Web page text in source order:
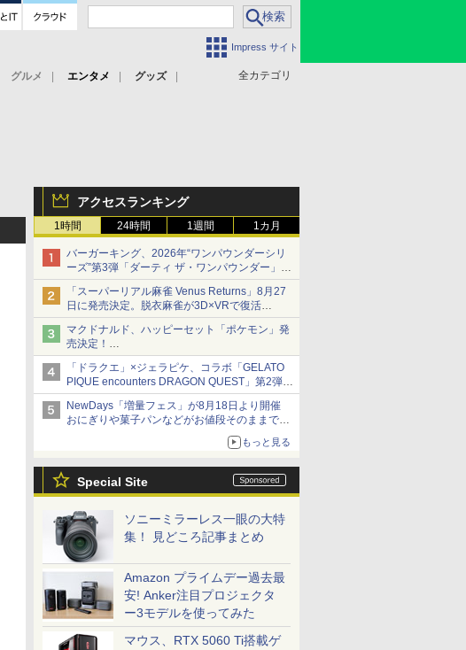
Impress サイト
全カテゴリ
グルメ エンタメ
グッズ
アクセスランキング
1時間 24時間 1週間 1カ月
バーガーキング、2026年“ワンパウンダーシリ
ーズ”第3弾「ダーティ ザ・ワンパウンダー」を
8月7日発売
「特製ガーリックマヨソース」を使用した超大
型チーズバーガー
「スーパーリアル麻雀 Venus Returns」8月27
日に発売決定。脱衣麻雀が3D×VRで復活
発売から2週間は20%オフになるセールが実施
マクドナルド、ハッピーセット「ポケモン」発
売決定！
ポケモン30周年記念で30匹が大集合
「ドラクエ」×ジェラピケ、コラボ「GELATO
PIQUE encounters DRAGON QUEST」第2弾が
本日発売
アイスカップに入ったスライムやわたぼう、ベ
ビーサタンなどがオリジナルアートで登場
NewDays「増量フェス」が8月18日より開催
おにぎりや菓子パンなどがお値段そのままで最
もっと見る
Special Site
ソニーミラーレス一眼の大特
集！ 見どころ記事まとめ
Amazon プライムデー過去最
安! Anker注目プロジェクタ
ー3モデルを使ってみた
マウス、RTX 5060 Ti搭載ゲ